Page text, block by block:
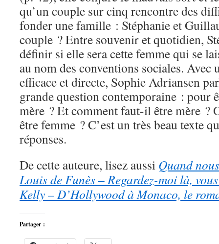
qu’un couple sur cinq rencontre des
fonder une famille : Stéphanie et
couple ? Entre souvenir et quotidien,
définir si elle sera cette femme qui se
au nom des conventions sociales. Avec
efficace et directe, Sophie Adriansen
grande question contemporaine : pour
mère ? Et comment faut-il être mère ?
être femme ? C’est un très beau texte
réponses.
De cette auteure, lisez aussi Quand
Louis de Funès – Regardez-moi là,
Kelly – D’Hollywood à Monaco, le
Partager :